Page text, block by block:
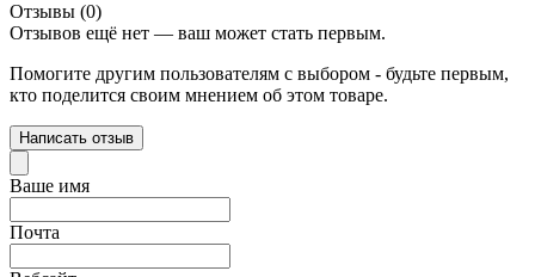
Отзывы (0)
Отзывов ещё нет — ваш может стать первым.
Помогите другим пользователям с выбором - будьте первым,
кто поделится своим мнением об этом товаре.
Написать отзыв
Ваше имя
Почта